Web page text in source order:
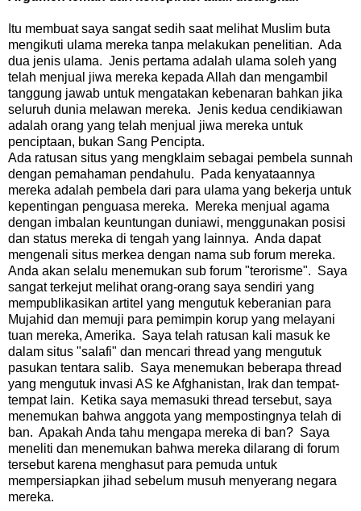
Itu membuat saya sangat sedih saat melihat Muslim buta
mengikuti ulama mereka tanpa melakukan penelitian. Ada
dua jenis ulama. Jenis pertama adalah ulama soleh yang
telah menjual jiwa mereka kepada Allah dan mengambil
tanggung jawab untuk mengatakan kebenaran bahkan jika
seluruh dunia melawan mereka. Jenis kedua cendikiawan
adalah orang yang telah menjual jiwa mereka untuk
penciptaan, bukan Sang Pencipta.
Ada ratusan situs yang mengklaim sebagai pembela sunnah
dengan pemahaman pendahulu. Pada kenyataannya
mereka adalah pembela dari para ulama yang bekerja untuk
kepentingan penguasa mereka. Mereka menjual agama
dengan imbalan keuntungan duniawi, menggunakan posisi
dan status mereka di tengah yang lainnya. Anda dapat
mengenali situs merkea dengan nama sub forum mereka.
Anda akan selalu menemukan sub forum "terorisme". Saya
sangat terkejut melihat orang-orang saya sendiri yang
mempublikasikan artitel yang mengutuk keberanian para
Mujahid dan memuji para pemimpin korup yang melayani
tuan mereka, Amerika. Saya telah ratusan kali masuk ke
dalam situs "salafi" dan mencari thread yang mengutuk
pasukan tentara salib. Saya menemukan beberapa thread
yang mengutuk invasi AS ke Afghanistan, Irak dan tempat-
tempat lain. Ketika saya memasuki thread tersebut, saya
menemukan bahwa anggota yang mempostingnya telah di
ban. Apakah Anda tahu mengapa mereka di ban? Saya
meneliti dan menemukan bahwa mereka dilarang di forum
tersebut karena menghasut para pemuda untuk
mempersiapkan jihad sebelum musuh menyerang negara
mereka.